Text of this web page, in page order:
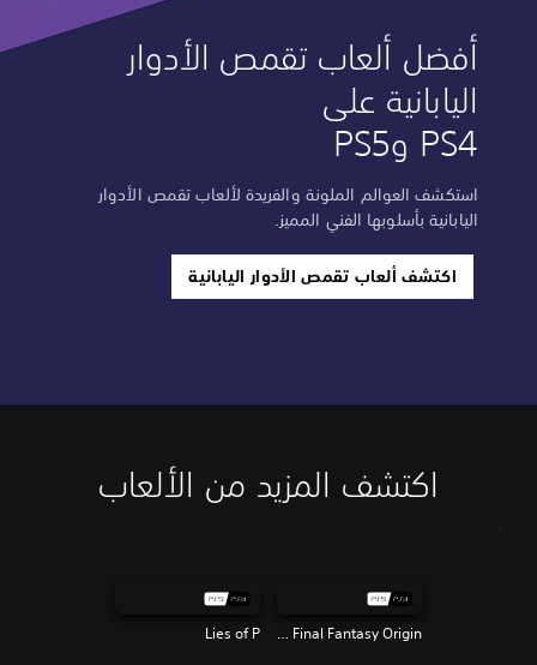
أفضل ألعاب تقمص الأدوار
اليابانية على
PS4 وPS5
استكشف العوالم الملونة والفريدة لألعاب تقمص الأدوار
اليابانية بأسلوبها الفني المميز.
اكتشف ألعاب تقمص الأدوار اليابانية
اكتشف المزيد من الألعاب
Stranger of Paradise Final Fantasy Origin
Lies of P